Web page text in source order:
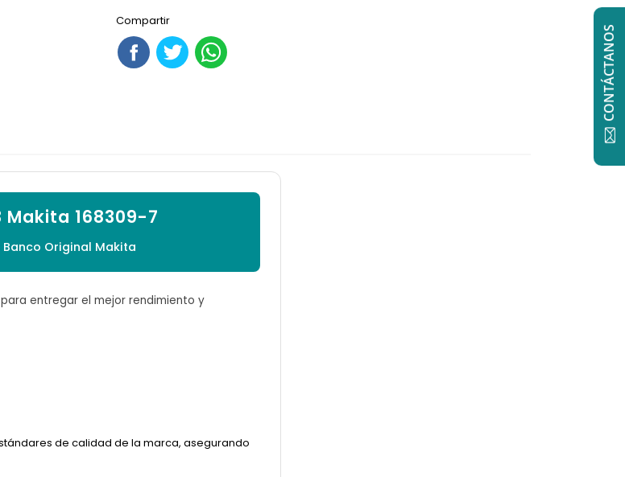
Compartir
168309-7
Original Makita
entregar el mejor rendimiento y
de calidad de la marca, asegurando
CONTÁCTANOS